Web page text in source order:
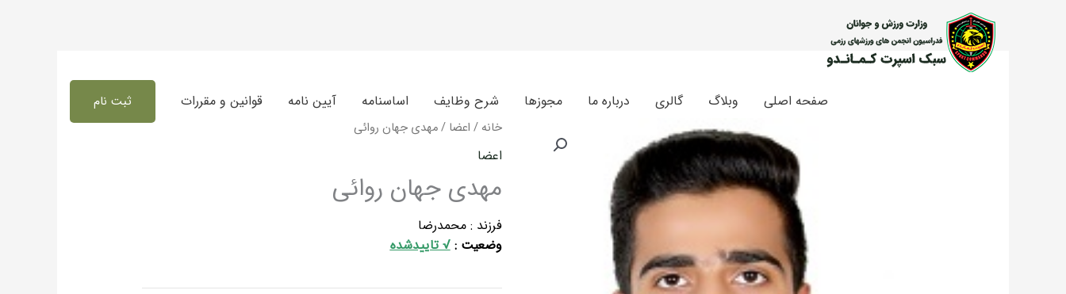
صفحه اصلی وبلاگ گالری درباره ما مجوزها شرح وظایف اساسنامه آیین نامه قوانین و مقررات ثبت نام
خانه / اعضا / مهدی جهان روائی
اعضا
مهدی جهان روائی
فرزند : محمدرضا
وضعیت : √ تاییدشده